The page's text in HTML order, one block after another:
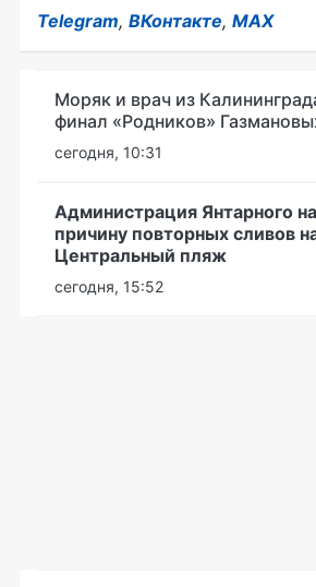
Telegram, ВКонтакте, MAX
Моряк и врач из
финал «Родников»
сегодня, 10:31
Администрация Янтарного
причину повторных сливов
Центральный пляж
сегодня, 15:52